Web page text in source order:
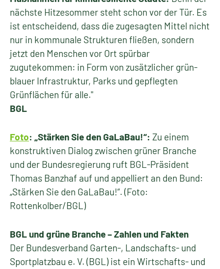
nächste Hitzesommer steht schon vor der Tür. Es
ist entscheidend, dass die zugesagten Mittel nicht
nur in kommunale Strukturen fließen, sondern
jetzt den Menschen vor Ort spürbar
zugutekommen: in Form von zusätzlicher grün-
blauer Infrastruktur, Parks und gepflegten
Grünflächen für alle."
BGL
Foto: „Stärken Sie den GaLaBau!“: Zu einem
konstruktiven Dialog zwischen grüner Branche
und der Bundesregierung ruft BGL-Präsident
Thomas Banzhaf auf und appelliert an den Bund:
„Stärken Sie den GaLaBau!“. (Foto:
Rottenkolber/BGL)
BGL und grüne Branche – Zahlen und Fakten
Der Bundesverband Garten-, Landschafts- und
Sportplatzbau e. V. (BGL) ist ein Wirtschafts- und